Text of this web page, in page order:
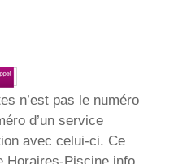
n’est pas le numéro
d’un service
avec celui-ci. Ce